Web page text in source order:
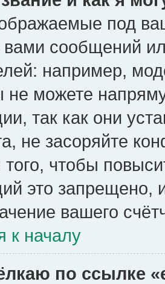
под
вами сообщений
например,
можете
так как они
не засоряйте
того, чтобы
это запрещено,
вашего
к началу
по ссылке